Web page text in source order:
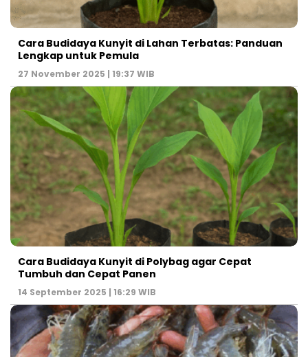
Cara Budidaya Kunyit di Lahan Terbatas: Panduan
Lengkap untuk Pemula
27 November 2025 | 19:37 WIB
Cara Budidaya Kunyit di Polybag agar Cepat
Tumbuh dan Cepat Panen
14 September 2025 | 16:29 WIB